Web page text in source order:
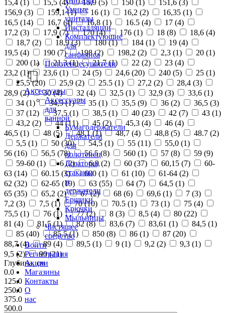
Умные
унитазы
Инсталляции
Комплектующие
для
санфаянса
Полотенцесушители
Аксессуары
Аксессуары
для
ванной
Бумагодержатели
Держатели
для
полотенец
Дозаторы,
стаканы
и
держатели
Ершики
Крючки
Мыльницы
Чистящее
средство
Войти
Регистрация
Акции
Магазины
Контакты
О
нас
15,4 (1 ) 15,5 (4) 15,9 (5) 150 (1 ) 151,6 (3)
156,9 (3) 159,1 (1) 16 (1) 16,2 (2) 16,35 (1)
16,5 (14) 16,7 (4) 16,8 (1) 16.5 (4) 17 (4)
17,2 (3) 17,9 (7) 170 (4) 176 (1) 18 (8) 18,6 (4)
18,7 (2) 18,9 (3) 180 (1) 184 (1) 19 (4)
19,5 (4) 190 (7) 198 (2) 198,2 (2) 2,3 (1) 20 (1)
200 (1) 21,3 (1) 21,7 (1) 22 (2) 23 (4)
23,2 (1) 23,6 (1) 24 (5) 24,6 (20) 240 (5) 25 (1)
25,5 (20) 25,9 (2) 25.5 (1) 27,2 (2) 28,4 (3)
28,9 (2) 30 (4) 32 (4) 32,5 (1) 32,9 (3) 33,6 (1)
34 (1) 34,5 (1) 35 (1) 35,5 (9) 36 (2) 36,5 (3)
37 (12) 37,5 (1) 38,5 (1) 40 (23) 42 (7) 43 (1)
43,2 (2) 44 (11) 45 (2) 45,3 (4) 46 (4)
46,5 (1) 48 (5) 48,1 (1) 48,7 (4) 48,8 (5) 48.7 (2)
5,5 (1) 50 (30) 54,5 (1) 55 (11) 55,0 (1)
56 (16) 56,5 (78) 56.5 (8) 560 (1) 57 (8) 59 (9)
59-60 (1) 6 (2) 6,9 (2) 60 (37) 60,15 (7)
60-
63 (14) 60.15 (3) 600 (1) 61 (10) 61-64 (2)
62 (32) 62-65 (19) 63 (55) 64 (7) 64,5 (1)
65 (35) 65,2 (2) 67 (2) 68 (6) 69,6 (1) 7 (3)
7,2 (3) 7,5 (1) 70 (10) 70.5 (1) 73 (1) 75 (4)
75,5 (1) 76 (1) 77 (2) 8 (3) 8,5 (4) 80 (22)
81 (4) 81,5 (1) 82 (8) 83,6 (7) 83,61 (1) 84,5 (1)
85 (40) 85,5 (1) 850 (8) 86 (1) 87 (20)
88,7 (4) 89 (4) 89,5 (1) 9 (1) 9,2 (2) 9,3 (1)
9,5 (2) 90 (21)
Глубина, см
0.0
125.0
250.0
375.0
500.0